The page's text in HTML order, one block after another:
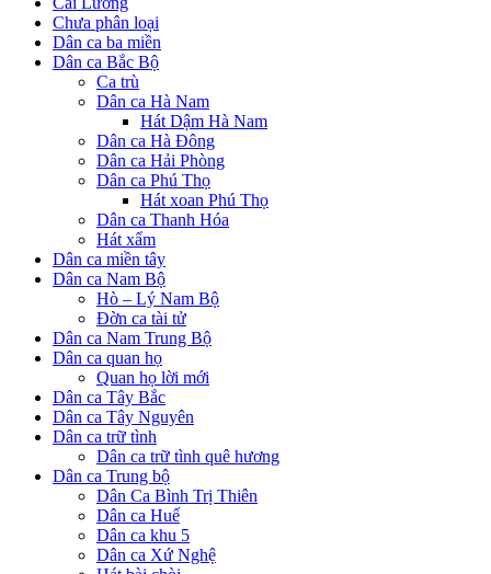
Chưa phân loại
Dân ca ba miền
Dân ca Bắc Bộ
Ca trù
Dân ca Hà Nam
Hát Dậm Hà Nam
Dân ca Hà Đông
Dân ca Hải Phòng
Dân ca Phú Thọ
Hát xoan Phú Thọ
Dân ca Thanh Hóa
Hát xẩm
Dân ca miền tây
Dân ca Nam Bộ
Hò – Lý Nam Bộ
Đờn ca tài tử
Dân ca Nam Trung Bộ
Dân ca quan họ
Quan họ lời mới
Dân ca Tây Bắc
Dân ca Tây Nguyên
Dân ca trữ tình
Dân ca trữ tình quê hương
Dân ca Trung bộ
Dân Ca Bình Trị Thiên
Dân ca Huế
Dân ca khu 5
Dân ca Xứ Nghệ